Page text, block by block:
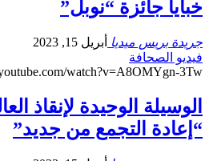
خبايا جائزة “نوبل”
جريدة بريس ميديا
أبريل 15, 2023
فيديو الصحافة
watch?v=A8OMYgn-3Tw
الوسيلة الوحيدة لإنقاذ
“إعادة التجمع من جديد”